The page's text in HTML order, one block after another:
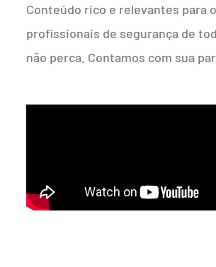
Conteúdo rico e relevantes para
profissionais de segurança de
não perca. Contamos com sua